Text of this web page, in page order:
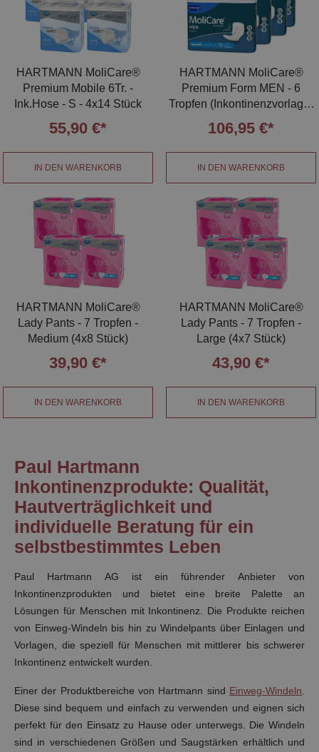
HARTMANN MoliCare®
Premium Mobile 6Tr. -
Ink.Hose - S - 4x14 Stück
55,90 €*
IN DEN WARENKORB
HARTMANN MoliCare®
Premium Form MEN - 6
Tropfen (Inkontinenzvorlage)
106,95 €*
IN DEN WARENKORB
HARTMANN MoliCare®
Lady Pants - 7 Tropfen -
Medium (4x8 Stück)
39,90 €*
IN DEN WARENKORB
HARTMANN MoliCare®
Lady Pants - 7 Tropfen -
Large (4x7 Stück)
43,90 €*
IN DEN WARENKORB
Paul Hartmann
Inkontinenzprodukte: Qualität,
Hautverträglichkeit und
individuelle Beratung für ein
selbstbestimmtes Leben
Paul Hartmann AG ist ein führender Anbieter von
Inkontinenzprodukten und bietet eine breite Palette an
Lösungen für Menschen mit Inkontinenz. Die Produkte reichen
von Einweg-Windeln bis hin zu Windelpants über Einlagen und
Vorlagen, die speziell für Menschen mit mittlerer bis schwerer
Inkontinenz entwickelt wurden.
Einer der Produktbereiche von Hartmann sind Einweg-Windeln
Diese sind bequem und einfach zu verwenden und eignen sich
perfekt für den Einsatz zu Hause oder unterwegs. Die Windeln
sind in verschiedenen Größen und Saugstärken erhältlich und